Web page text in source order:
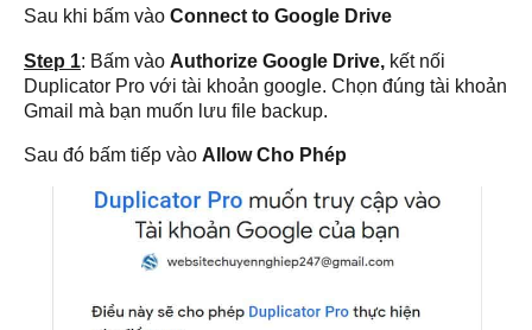
Sau khi bấm vào Connect to Google Drive
Step 1: Bấm vào Authorize Google Drive, kết nối
Duplicator Pro với tài khoản google. Chọn đúng tài khoản
Gmail mà bạn muốn lưu file backup.
Sau đó bấm tiếp vào Allow Cho Phép